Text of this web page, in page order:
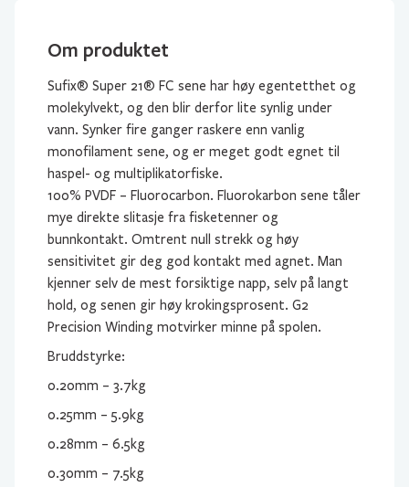
Om produktet
Sufix® Super 21® FC sene har høy egentetthet og
molekylvekt, og den blir derfor lite synlig under
vann. Synker fire ganger raskere enn vanlig
monofilament sene, og er meget godt egnet til
haspel- og multiplikatorfiske.
100% PVDF – Fluorocarbon. Fluorokarbon sene tåler
mye direkte slitasje fra fisketenner og
bunnkontakt. Omtrent null strekk og høy
sensitivitet gir deg god kontakt med agnet. Man
kjenner selv de mest forsiktige napp, selv på langt
hold, og senen gir høy krokingsprosent. G2
Precision Winding motvirker minne på spolen.
Bruddstyrke:
0.20mm – 3.7kg
0.25mm – 5.9kg
0.28mm – 6.5kg
0.30mm – 7.5kg